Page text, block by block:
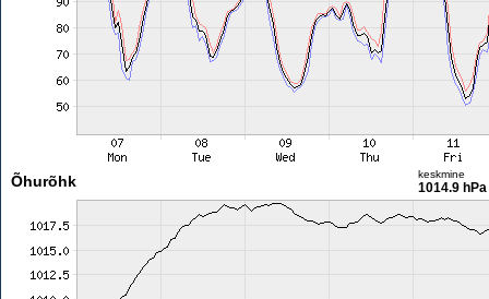
Õhurõhk keskmine
1014.9 hPa